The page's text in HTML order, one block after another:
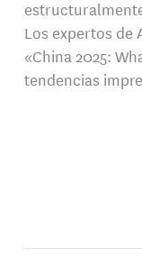
Los expertos de
«China 2025:
tendencias